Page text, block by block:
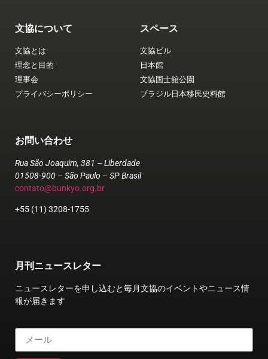
文協について
文協とは
理念と目的
理事会
プライバシーポリシー
スペース
文協ビル
日本館
文協国士舘公園
ブラジル日本移民史料館
お問い合わせ
Rua São Joaquim, 381 – Liberdade
01508-900 – São Paulo – SP Brasil
contato@bunkyo.org.br
+55 (11) 3208-1755
月刊ニュースレター
ニュースレターを申し込むと毎月文協のイベントやニュース情
報が届きます